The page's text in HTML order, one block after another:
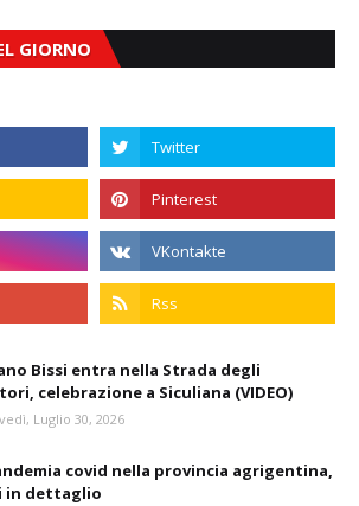
GIORNO
Bissi entra nella Strada degli
celebrazione a Siculiana (VIDEO)
Luglio 30, 2026
covid nella provincia agrigentina,
in dettaglio